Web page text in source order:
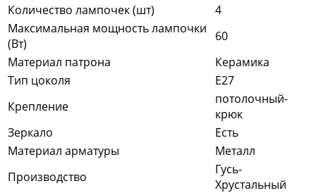
Количество лампочек (шт)
4
Максимальная мощность лампочки
(Вт)
60
Материал патрона
Керамика
Тип цоколя
Е27
Крепление
потолочный-
крюк
Зеркало
Есть
Материал арматуры
Металл
Производство
Гусь-
Хрустальный